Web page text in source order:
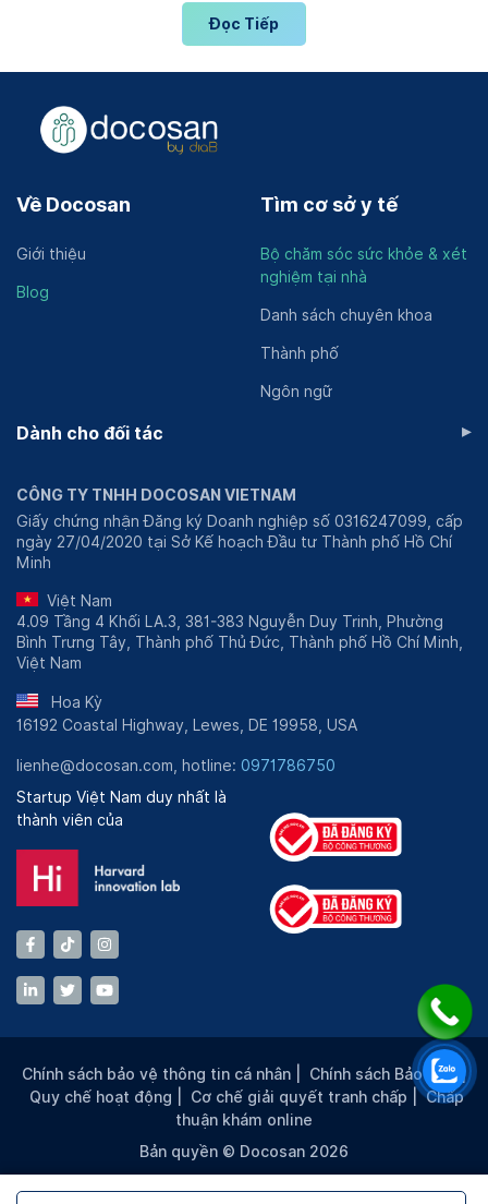
nghiệm, nhân viên y tế có tác phong làm
việc chuyên nghiệp, trang thiết bị máy móc
hiện đại và hơn thế là dịch vụ khám chữa
bệnh đạt chuẩn quốc tế.
Đôi nét về Bệnh viện Đa khoa Quốc
tế Thu Cúc Đại Từ
hoạt động từ tháng 3/2021. Bệnh viện tọa lạc tại cửa
ngõ phía Nam Thủ đô, tiếp giáp với khu vực đông dân
cư, giao thông thuận tiện. Với lợi thế này, bệnh viện
lựa chọn nơi đây để khám chữa bệnh.
Vì sở hữu đội ngũ y bác sĩ nhiều năm kinh nghiệm,
bộ, dịch vụ y tế đạt chuẩn quốc tế nên cơ sở Đại Từ
ở lĩnh vực chăm sóc sức khỏe cộng đồng.
Đội ngũ y bác sĩ và nhân viên y tế tại Bệnh viện
Thu Cúc Đại Từ
Bệnh viện Đa khoa Quốc tế Thu Cúc 32 Đại Từ sở quy
tụ số lượng lớn các bác sĩ, chuyên gia đầu ngành, giàu
kinh nghiệm và vững chuyên môn trong nghề. Phần lớn
các bác sĩ từng có khoảng thời gian tham gia công tác
tại một số bệnh viện công lập thuộc địa bàn thành phố.
Dù được đánh giá cao tay nghề nhưng các bác sĩ vẫn
điều trị và công nghệ hiện đại khác.
Bên cạnh đó, bệnh viện còn sở hữu hàng trăm điều
dưỡng viên, kỹ thuật viên và đội ngũ lễ tân. Họ đều
được đánh giá cao về cả tác phong lẫn thái độ khi làm
nghề.
Đọc Tiếp
Về Docosan
Giới thiệu
Blog
Tìm cơ sở y tế
Bộ chăm sóc sức khỏe & xét
nghiệm tại nhà
Danh sách chuyên khoa
Thành phố
Ngôn ngữ
Dành cho đối tác ▸
CÔNG TY TNHH DOCOSAN VIETNAM
Giấy chứng nhận Đăng ký Doanh nghiệp số 0316247099, cấp
ngày 27/04/2020 tại Sở Kế hoạch Đầu tư Thành phố Hồ Chí
Minh
Việt Nam
4.09 Tầng 4 Khối LA.3, 381-383 Nguyễn Duy Trinh, Phường
Bình Trưng Tây, Thành phố Thủ Đức, Thành phố Hồ Chí Minh,
Việt Nam
Hoa Kỳ
16192 Coastal Highway, Lewes, DE 19958, USA
lienhe@docosan.com, hotline: 0971786750
Startup Việt Nam duy nhất là
thành viên của
Chính sách bảo vệ thông tin cá nhân Chính sách Bảo mật |
Quy chế hoạt động
Cơ chế giải quyết tranh chấp |Chấp
thuận khám online
Bản quyền © Docosan 2026